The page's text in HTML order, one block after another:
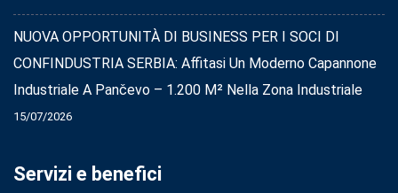
NUOVA OPPORTUNITÀ DI BUSINESS PER I SOCI DI
CONFINDUSTRIA SERBIA: Affitasi Un Moderno Capannone
Industriale A Pančevo – 1.200 M² Nella Zona Industriale
15/07/2026
Servizi e benefici